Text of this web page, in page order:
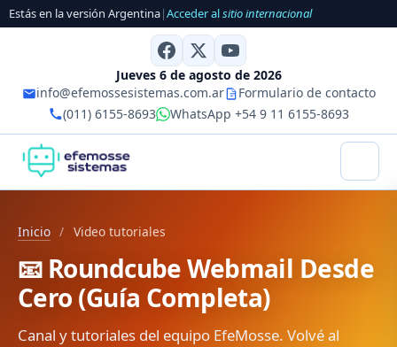
Estás en la versión Argentina|Acceder alsitio internacional
Jueves 6 de agosto de 2026
info@efemossesistemas.com.ar
Formulario de contacto
(011) 6155-8693
WhatsApp +54 9 11 6155-8693
Inicio / Video tutoriales
📧 Roundcube Webmail Desde
Cero (Guía Completa)
Canal y tutoriales del equipo EfeMosse. Volvé al